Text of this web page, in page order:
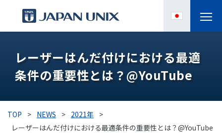
IPC
導入事例
各種サポート
レーザーはんだ付けにおける最適
条件の重要性とは？@YouTube
TOP > NEWS > 2021年 >
レーザーはんだ付けにおける最適条件の重要性とは？@YouTube